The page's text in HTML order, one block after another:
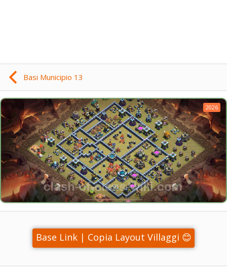
Basi Municipio 13
2026
Base Link | Copia Layout Villaggi 😊